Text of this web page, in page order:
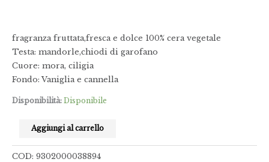
fragranza fruttata,fresca e dolce 100% cera vegetale
Testa: mandorle,chiodi di garofano
Cuore: mora, ciligia
Fondo: Vaniglia e cannella
Disponibilità: Disponibile
Aggiungi al carrello
COD: 9302000038894